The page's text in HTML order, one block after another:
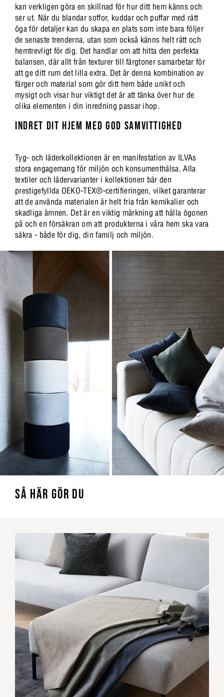
kan verkligen göra en skillnad för hur ditt hem känns och
ser ut. När du blandar soffor, kuddar och puffar med rätt
öga för detaljer kan du skapa en plats som inte bara följer
de senaste trenderna, utan som också känns helt rätt och
hemtrevligt för dig. Det handlar om att hitta den perfekta
balansen, där allt från texturer till färgtoner samarbetar för
att ge ditt rum det lilla extra. Det är denna kombination av
färger och material som gör ditt hem både unikt och
mysigt och visar hur viktigt det är att tänka över hur de
olika elementen i din inredning passar ihop.
INDRET DIT HJEM MED GOD SAMVITTIGHED
Tyg- och läderkollektionen är en manifestation av ILVAs
stora engagemang för miljön och konsumenthälsa. Alla
textiler och lädervarianter i kollektionen bär den
prestigefyllda OEKO-TEX®-certifieringen, vilket garanterar
att de använda materialen är helt fria från kemikalier och
skadliga ämnen. Det är en viktig märkning att hålla ögonen
på och en försäkran om att produkterna i våra hem ska vara
säkra - både för dig, din familj och miljön.
SÅ HÄR GÖR DU